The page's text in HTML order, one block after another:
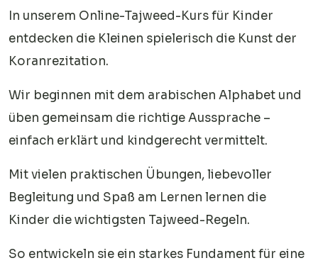
In unserem Online-Tajweed-Kurs für Kinder
entdecken die Kleinen spielerisch die Kunst der
Koranrezitation.
Wir beginnen mit dem arabischen Alphabet und
üben gemeinsam die richtige Aussprache –
einfach erklärt und kindgerecht vermittelt.
Mit vielen praktischen Übungen, liebevoller
Begleitung und Spaß am Lernen lernen die
Kinder die wichtigsten Tajweed-Regeln.
So entwickeln sie ein starkes Fundament für eine